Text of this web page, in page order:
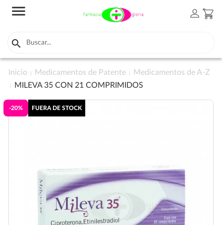
menu person shopping_cart

Inicio Medicamentos de Patente
Medicamentos de A-Z
MILEVA 35 CON 21 COMPRIMIDOS
-20% FUERA DE STOCK